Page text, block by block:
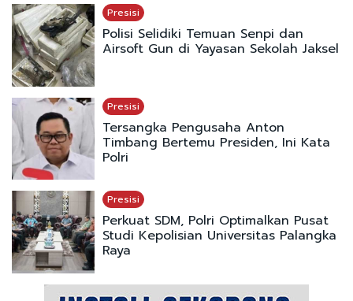
Presisi
Polisi Selidiki Temuan Senpi dan
Airsoft Gun di Yayasan Sekolah Jaksel
Presisi
Tersangka Pengusaha Anton
Timbang Bertemu Presiden, Ini Kata
Polri
Presisi
Perkuat SDM, Polri Optimalkan Pusat
Studi Kepolisian Universitas Palangka
Raya